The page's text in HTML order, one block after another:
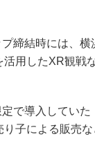
締結時には、横
用したXR観戦
で導入していた
子による販売